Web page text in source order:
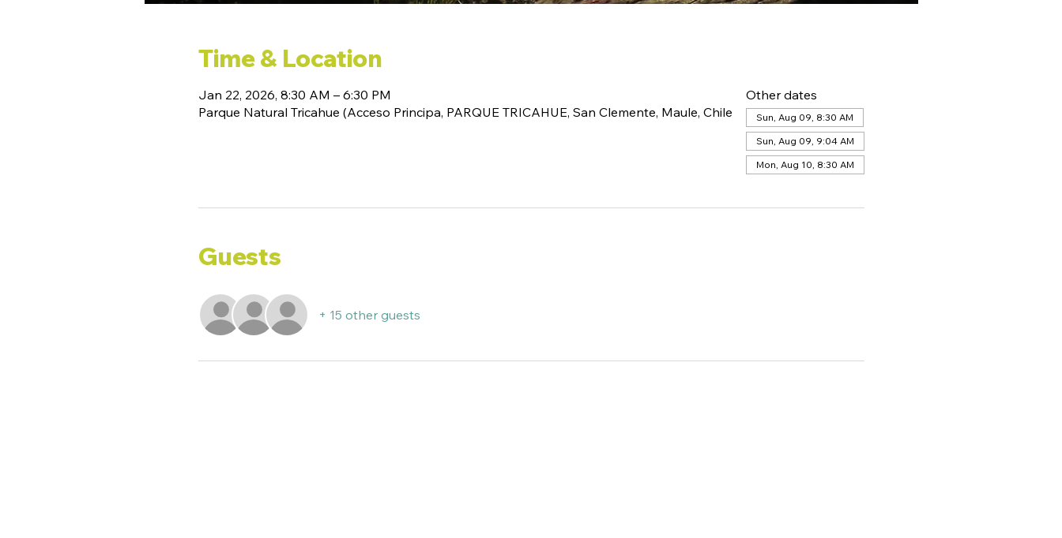
Time & Location
Jan 22, 2026, 8:30 AM – 6:30 PM
Parque Natural Tricahue (Acceso Principa, PARQUE TRICAHUE, San Clemente, Maule, Chile
Other dates
Sun, Aug 09, 8:30 AM
Sun, Aug 09, 9:04 AM
Mon, Aug 10, 8:30 AM
Guests
+ 15 other guests